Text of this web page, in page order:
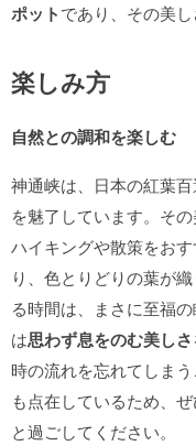
ポットであり、その美
楽しみ方
自然との調和を楽しむ
神通峡は、日本の紅葉
を魅了しています。そ
ハイキングや散策をお
り、色とりどりの葉が
る時間は、まさに至福
は思わず息をのむ美しさ
時の流れを忘れてしま
も点在しているため、
と過ごしてください。